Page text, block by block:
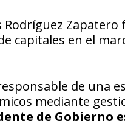
Rodríguez
capitales en el
de una
mediante
de Gobierno